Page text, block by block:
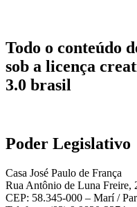
Todo o conteúdo
sob a licença
3.0 brasil
Poder Legislativo
Casa José Paulo de França
Rua Antônio de Luna Freire,
CEP: 58.345-000 – Marí /